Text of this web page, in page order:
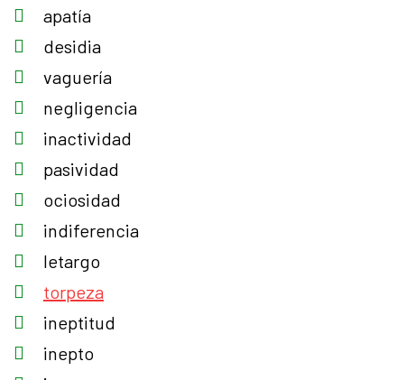
apatía
desidia
vaguería
negligencia
inactividad
pasividad
ociosidad
indiferencia
letargo
torpeza
ineptitud
inepto